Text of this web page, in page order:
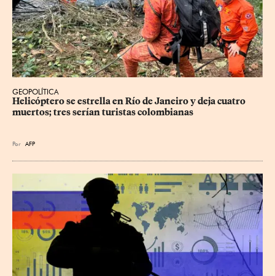
GEOPOLÍTICA
Helicóptero se estrella en Río de Janeiro y deja cuatro
muertos; tres serían turistas colombianas
Por AFP